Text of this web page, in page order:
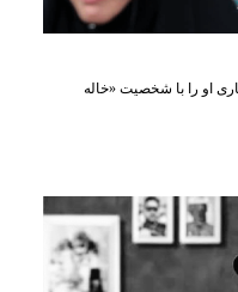
او را با شخصیت «خاله